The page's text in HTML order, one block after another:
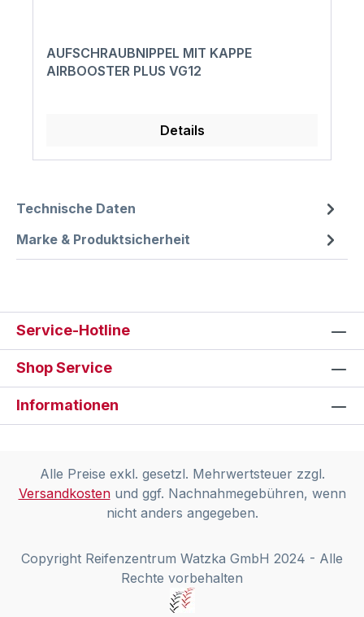
AUFSCHRAUBNIPPEL MIT KAPPE
AIRBOOSTER PLUS VG12
Details
Technische Daten
Marke & Produktsicherheit
Service-Hotline
Shop Service
Informationen
Alle Preise exkl. gesetzl. Mehrwertsteuer zzgl.
Versandkostenund ggf. Nachnahmegebühren, wenn
nicht anders angegeben.
Copyright Reifenzentrum Watzka GmbH 2024 - Alle
Rechte vorbehalten